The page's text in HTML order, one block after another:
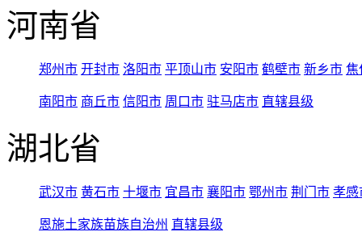
河南省
郑州市 开封市 洛阳市 平顶山市 安阳市 鹤壁市 新乡市 焦
南阳市 商丘市 信阳市 周口市 驻马店市 直辖县级
湖北省
武汉市 黄石市 十堰市 宜昌市 襄阳市 鄂州市 荆门市 孝感
恩施土家族苗族自治州 直辖县级